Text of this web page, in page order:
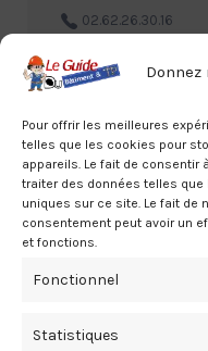
Pour offrir les meilleures
telles que les cookies pour
appareils. Le fait de consentir
traiter des données telles que
uniques sur ce site. Le fait de
consentement peut avoir un
et fonctions.
Fonctionnel
Statistiques
02.62.26.30.16
PROMONET
VETEMENTS
Sud, Saint-Pierre, A la